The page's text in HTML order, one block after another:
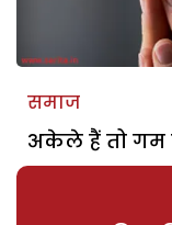
समाज
अकेले हैं तो गम